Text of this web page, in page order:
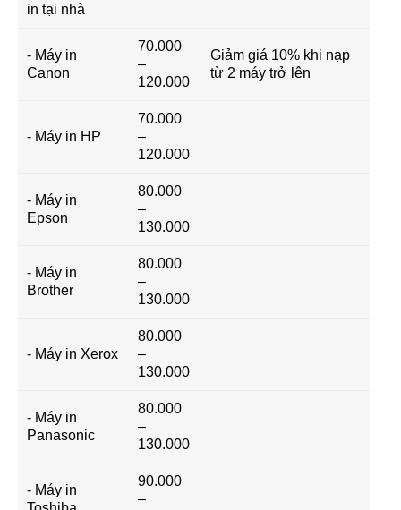
in tại nhà
- Máy in
Canon
70.000
–
120.000
Giảm giá 10% khi nạp
từ 2 máy trở lên
- Máy in HP
70.000
–
120.000
- Máy in
Epson
80.000
–
130.000
- Máy in
Brother
80.000
–
130.000
- Máy in Xerox
80.000
–
130.000
- Máy in
Panasonic
80.000
–
130.000
- Máy in
90.000
–